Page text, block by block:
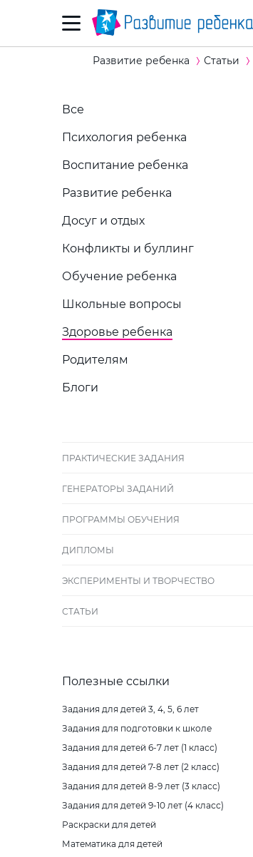
Развитие ребенка Статьи
Все
Психология ребенка
Воспитание ребенка
Развитие ребенка
Досуг и отдых
Конфликты и буллинг
Обучение ребенка
Школьные вопросы
Здоровье ребенка
Родителям
Блоги
ПРАКТИЧЕСКИЕ ЗАДАНИЯ
ГЕНЕРАТОРЫ ЗАДАНИЙ
ПРОГРАММЫ ОБУЧЕНИЯ
ДИПЛОМЫ
ЭКСПЕРИМЕНТЫ И ТВОРЧЕСТВО
СТАТЬИ
Полезные ссылки
Задания для детей 3, 4, 5, 6 лет
Задания для подготовки к школе
Задания для детей 6-7 лет (1 класс)
Задания для детей 7-8 лет (2 класс)
Задания для детей 8-9 лет (3 класс)
Задания для детей 9-10 лет (4 класс)
Раскраски для детей
Математика для детей